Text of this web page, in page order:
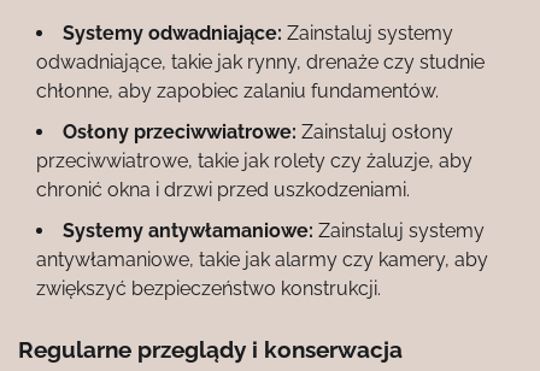
Systemy odwadniające: Zainstaluj systemy
odwadniające, takie jak rynny, drenaże czy studnie
chłonne, aby zapobiec zalaniu fundamentów.
Osłony przeciwwiatrowe: Zainstaluj osłony
przeciwwiatrowe, takie jak rolety czy żaluzje, aby
chronić okna i drzwi przed uszkodzeniami.
Systemy antywłamaniowe: Zainstaluj systemy
antywłamaniowe, takie jak alarmy czy kamery, aby
zwiększyć bezpieczeństwo konstrukcji.
Regularne przeglądy i konserwacja